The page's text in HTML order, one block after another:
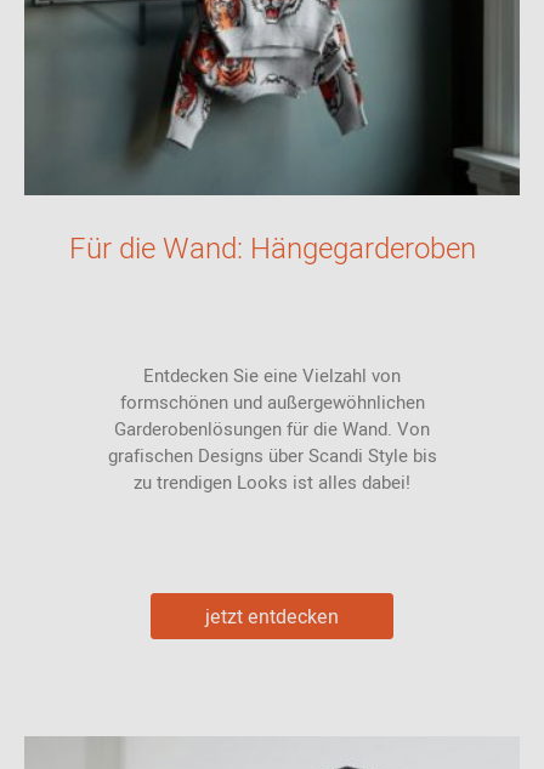
Für die Wand: Hängegarderoben
Entdecken Sie eine Vielzahl von
formschönen und außergewöhnlichen
Garderobenlösungen für die Wand. Von
grafischen Designs über Scandi Style bis
zu trendigen Looks ist alles dabei!
jetzt entdecken